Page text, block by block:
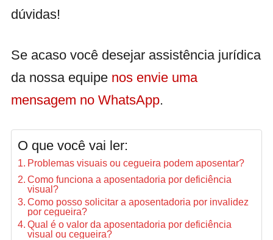
dúvidas!
Se acaso você desejar assistência jurídica
da nossa equipe nos envie uma
mensagem no WhatsApp.
O que você vai ler:
Problemas visuais ou cegueira podem aposentar?
Como funciona a aposentadoria por deficiência
visual?
Como posso solicitar a aposentadoria por invalidez
por cegueira?
Qual é o valor da aposentadoria por deficiência
visual ou cegueira?